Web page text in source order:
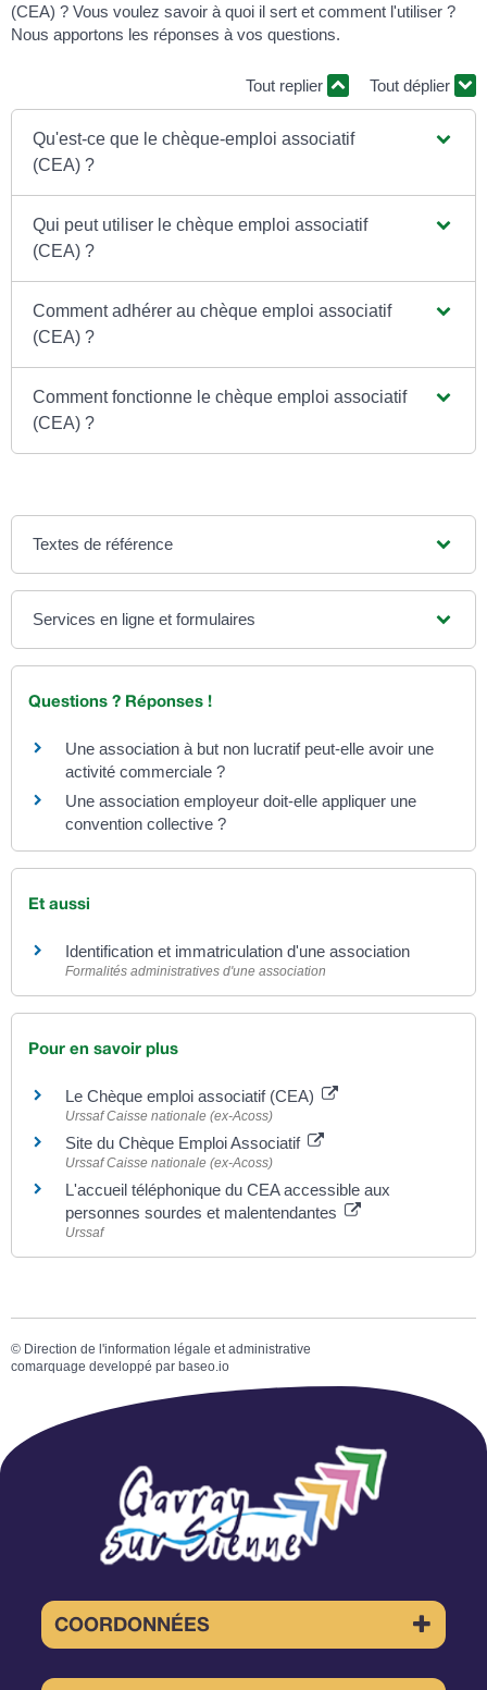
(CEA) ? Vous voulez savoir à quoi il sert et comment l'utiliser ?
Nous apportons les réponses à vos questions.
Tout replier Tout déplier
Qu'est-ce que le chèque-emploi associatif
(CEA) ?
Qui peut utiliser le chèque emploi associatif
(CEA) ?
Comment adhérer au chèque emploi associatif
(CEA) ?
Comment fonctionne le chèque emploi associatif
(CEA) ?
Textes de référence
Services en ligne et formulaires
Questions ? Réponses !
Une association à but non lucratif peut-elle avoir une
activité commerciale ?
Une association employeur doit-elle appliquer une
convention collective ?
Et aussi
Identification et immatriculation d'une association
Formalités administratives d'une association
Pour en savoir plus
Le Chèque emploi associatif (CEA)
Urssaf Caisse nationale (ex-Acoss)
Site du Chèque Emploi Associatif
Urssaf Caisse nationale (ex-Acoss)
L'accueil téléphonique du CEA accessible aux
personnes sourdes et malentendantes
Urssaf
© Direction de l'information légale et administrative
comarquage developpé par baseo.io
COORDONNÉES
4 Place de la Mairie 50450 GAVRAY-
SUR-SIENNE